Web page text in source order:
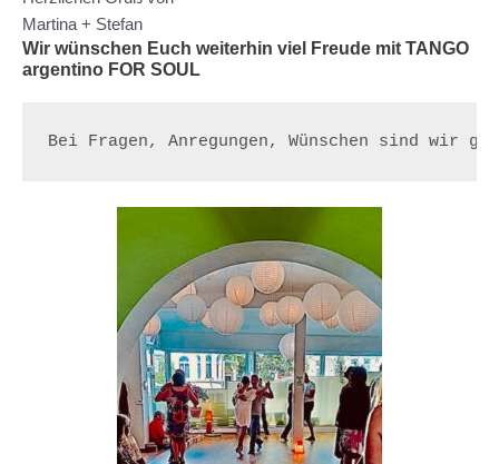
Martina + Stefan
Wir wünschen Euch weiterhin viel Freude mit TANGO
argentino FOR SOUL
Bei Fragen, Anregungen, Wünschen sind wir